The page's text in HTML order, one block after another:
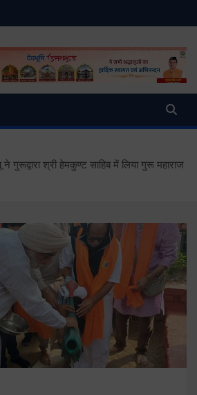
| Uttarakhand
News
ने गुरूद्वारा श्री हेमकुण्ट साहिब में लिया गुरू महाराज